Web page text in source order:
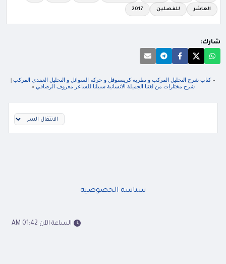
العاشر للفصلين 2017
شارك:
«كتاب شرح التحليل المركب و نظرية كريستوفل و حركة السوائل و التحليل العقدي المركب |
شرح مختارات من لغتنا الجميلة الانسانية سبيلنا للشاعر معروف الرصافي »
سياسة الخصوصيه
الساعة الآن 01:42 AM